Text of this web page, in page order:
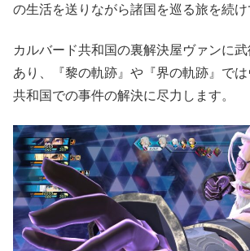
の生活を送りながら諸国を巡る旅を続け
カルバード共和国の裏解決屋ヴァンに
あり、『黎の軌跡』や『界の軌跡』では
共和国での事件の解決に尽力します。